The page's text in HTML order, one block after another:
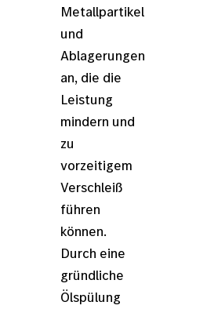
Metallpartikel
und
Ablagerungen
an, die die
Leistung
mindern und
zu
vorzeitigem
Verschleiß
führen
können.
Durch eine
gründliche
Ölspülung